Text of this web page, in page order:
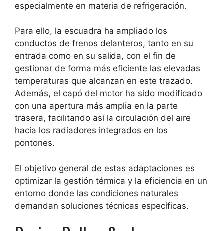
especialmente en materia de refrigeración.
Para ello, la escuadra ha ampliado los
conductos de frenos delanteros, tanto en su
entrada como en su salida, con el fin de
gestionar de forma más eficiente las elevadas
temperaturas que alcanzan en este trazado.
Además, el capó del motor ha sido modificado
con una apertura más amplia en la parte
trasera, facilitando así la circulación del aire
hacia los radiadores integrados en los
pontones.
El objetivo general de estas adaptaciones es
optimizar la gestión térmica y la eficiencia en un
entorno donde las condiciones naturales
demandan soluciones técnicas específicas.